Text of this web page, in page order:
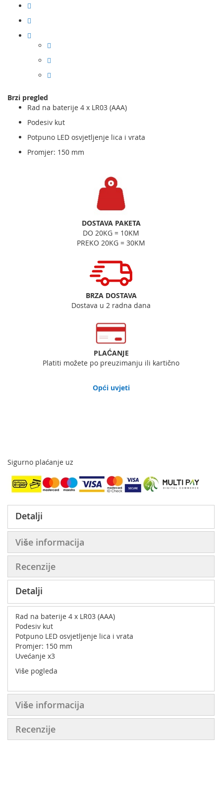
Brzi pregled
Rad na baterije 4 x LR03 (AAA)
Podesiv kut
Potpuno LED osvjetljenje lica i vrata
Promjer: 150 mm
DOSTAVA PAKETA
DO 20KG = 10KM
PREKO 20KG = 30KM
BRZA DOSTAVA
Dostava u 2 radna dana
PLAĆANJE
Platiti možete po preuzimanju ili kartično
Opći uvjeti
Sigurno plaćanje uz
Detalji
Više informacija
Recenzije
Detalji
Rad na baterije 4 x LR03 (AAA)
Podesiv kut
Potpuno LED osvjetljenje lica i vrata
Promjer: 150 mm
Uvećanje x3
Više pogleda
Više informacija
Recenzije